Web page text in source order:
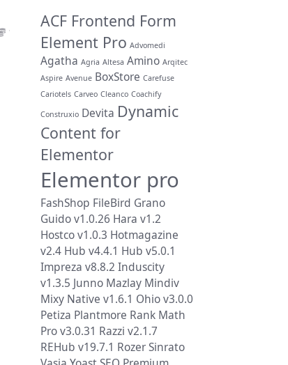
19.9
ACF Frontend Form
Element Pro Advomedi
Agatha Agria Altesa Amino Arqitec
Aspire Avenue BoxStore Carefuse
Cariotels Carveo Cleanco Coachify
Construxio Devita Dynamic
Content for
Elementor
Elementor pro
FashShop FileBird Grano
Guido v1.0.26 Hara v1.2
Hostco v1.0.3 Hotmagazine
v2.4 Hub v4.4.1 Hub v5.0.1
Impreza v8.8.2 Induscity
v1.3.5 Junno Mazlay Mindiv
Mixy Native v1.6.1 Ohio v3.0.0
Petiza Plantmore Rank Math
Pro v3.0.31 Razzi v2.1.7
REHub v19.7.1 RozerSinrato